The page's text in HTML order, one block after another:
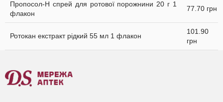
Пропосол-Н спрей для ротової порожнини 20 г 1
флакон
77.70 грн
Ротокан екстракт рідкий 55 мл 1 флакон
101.90
грн